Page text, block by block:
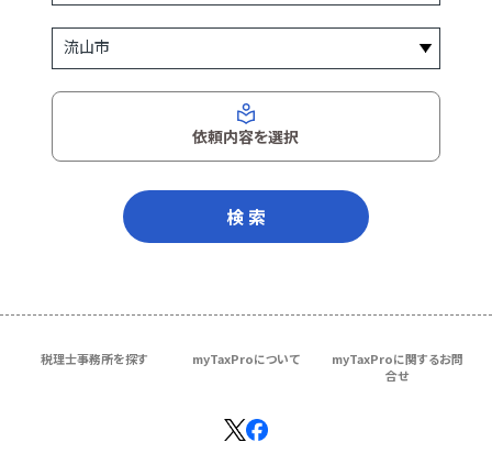
依頼内容を選択
検 索
税理士事務所を探す myTaxProについて
myTaxProに関するお問
合せ